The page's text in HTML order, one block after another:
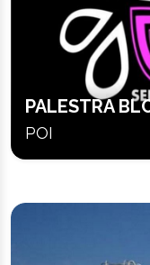
PALESTRA
POI